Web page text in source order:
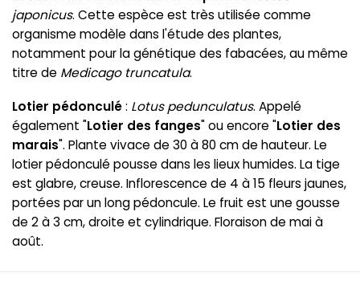
japonicus. Cette espèce est très utilisée comme
organisme modèle dans l'étude des plantes,
notamment pour la génétique des fabacées, au même
titre de Medicago truncatula.
Lotier pédonculé: Lotus pedunculatus. Appelé
également "Lotier des fanges" ou encore "Lotier des
marais". Plante vivace de 30 à 80 cm de hauteur. Le
lotier pédonculé pousse dans les lieux humides. La tige
est glabre, creuse. Inflorescence de 4 à 15 fleurs jaunes,
portées par un long pédoncule. Le fruit est une gousse
de 2 à 3 cm, droite et cylindrique. Floraison de mai à
août.